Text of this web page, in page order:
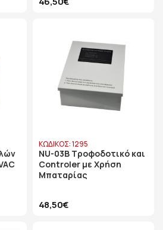
ΚΩΔΙΚΟΣ: 1295
NU-03B Τροφοδοτικό και
Controler με Χρήση
Μπαταρίας
48,50€